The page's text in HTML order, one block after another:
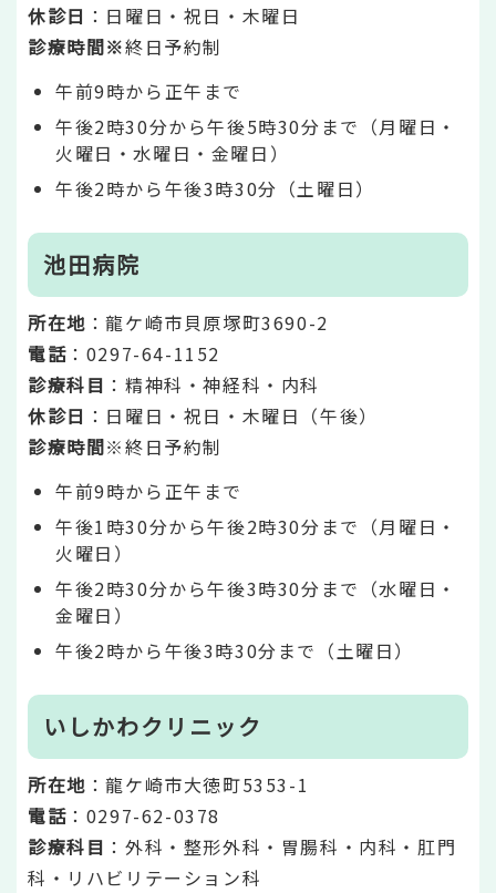
休診日 ：日曜日・祝日・木曜日
診療時間※終日予約制
午前9時から正午まで
午後2時30分から午後5時30分まで（月曜日・
火曜日・水曜日・金曜日）
午後2時から午後3時30分（土曜日）
池田病院
所在地 ：龍ケ崎市貝原塚町3690-2
電話 ：0297-64-1152
診療科目 ：精神科・神経科・内科
休診日 ：日曜日・祝日・木曜日（午後）
診療時間※終日予約制
午前9時から正午まで
午後1時30分から午後2時30分まで（月曜日・
火曜日）
午後2時30分から午後3時30分まで（水曜日・
金曜日）
午後2時から午後3時30分まで（土曜日）
いしかわクリニック
所在地 ：龍ケ崎市大徳町5353-1
電話 ：0297-62-0378
診療科目 ：外科・整形外科・胃腸科・内科・肛門
科・リハビリテーション科